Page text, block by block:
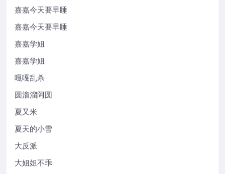
嘉嘉今天要早睡
嘉嘉今天要早睡
嘉嘉学姐
嘉嘉学姐
嘎嘎乱杀
圆溜溜阿圆
夏又米
夏天的小雪
大反派
大姐姐不乖